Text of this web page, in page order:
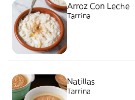
Arroz Con Leche
Tarrina
Natillas
Tarrina